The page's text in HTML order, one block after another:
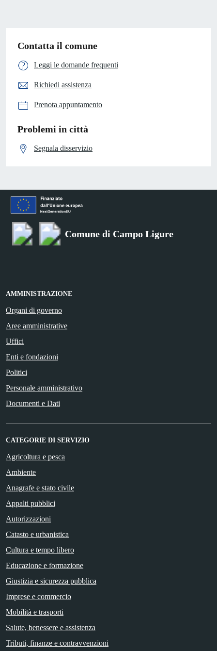
Contatta il comune
Leggi le domande frequenti
Richiedi assistenza
Prenota appuntamento
Problemi in città
Segnala disservizio
Comune di Campo Ligure
AMMINISTRAZIONE
Organi di governo
Aree amministrative
Uffici
Enti e fondazioni
Politici
Personale amministrativo
Documenti e Dati
CATEGORIE DI SERVIZIO
Agricoltura e pesca
Ambiente
Anagrafe e stato civile
Appalti pubblici
Autorizzazioni
Catasto e urbanistica
Cultura e tempo libero
Educazione e formazione
Giustizia e sicurezza pubblica
Imprese e commercio
Mobilità e trasporti
Salute, benessere e assistenza
Tributi, finanze e contravvenzioni